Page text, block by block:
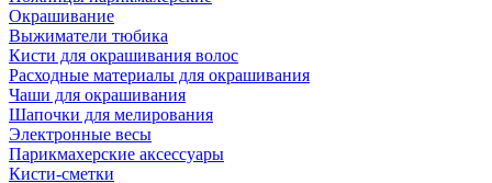
Окрашивание
Выжиматели тюбика
Кисти для окрашивания волос
Расходные материалы для окрашивания
Чаши для окрашивания
Шапочки для мелирования
Электронные весы
Парикмахерские аксессуары
Кисти-сметки